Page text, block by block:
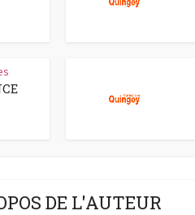
DE L'AUTEUR